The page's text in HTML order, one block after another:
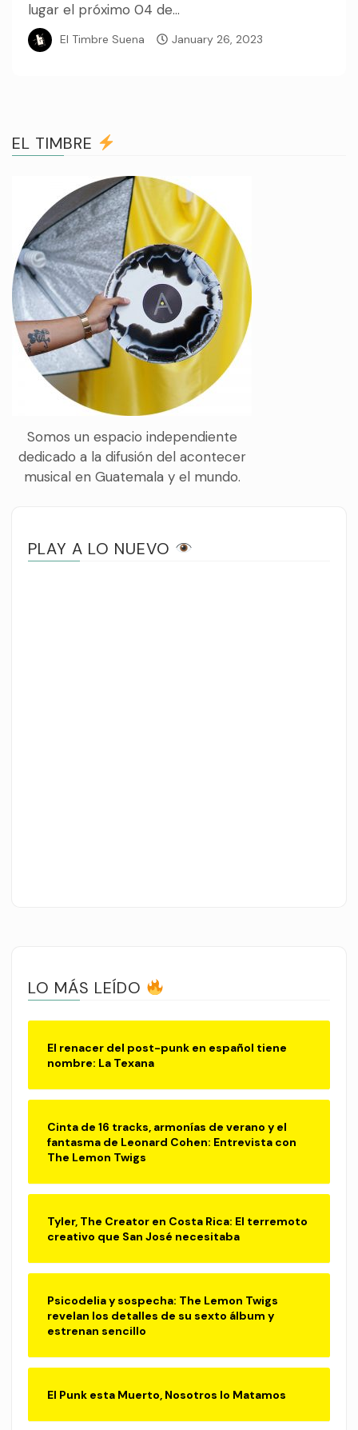
lugar el próximo 04 de...
El Timbre Suena January 26, 2023
EL TIMBRE
Somos un espacio independiente
dedicado a la difusión del acontecer
musical en Guatemala y el mundo.
PLAY A LO NUEVO
LO MÁS LEÍDO
El renacer del post-punk en español tiene
nombre: La Texana
Cinta de 16 tracks, armonías de verano y el
fantasma de Leonard Cohen: Entrevista con
The Lemon Twigs
Tyler, The Creator en Costa Rica: El terremoto
creativo que San José necesitaba
Psicodelia y sospecha: The Lemon Twigs
revelan los detalles de su sexto álbum y
estrenan sencillo
El Punk esta Muerto, Nosotros lo Matamos